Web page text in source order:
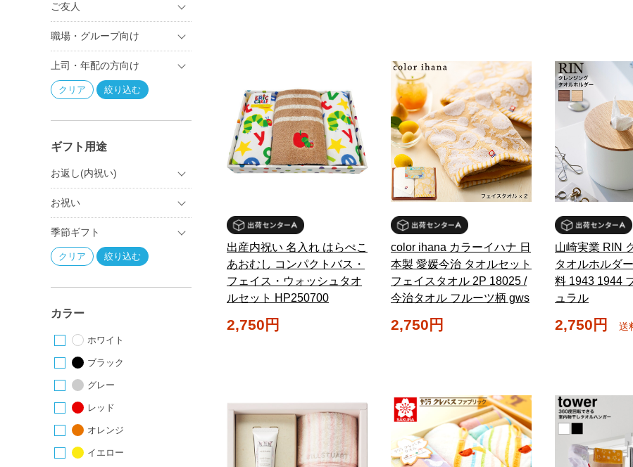
ご友人
職場・グループ向け
上司・年配の方向け
ギフト用途
お返し(内祝い)
お祝い
季節ギフト
カラー
ホワイト
ブラック
グレー
レッド
オレンジ
イエロー
出産内祝い 名入れ はらぺこ
あおむし コンパクトバス・
フェイス・ウォッシュタオ
ルセット HP250700
2,750円
color ihana カラーイハナ 日
本製 愛媛今治 タオルセット
フェイスタオル 2P 18025 /
今治タオル フルーツ柄 gws
2,750円
山崎実業 RIN
タオルホルダ
料 1943 1944
ュラル
2,750円 送